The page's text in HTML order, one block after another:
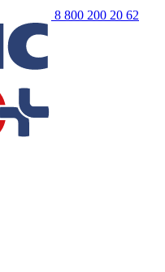
8 800 200 20 62